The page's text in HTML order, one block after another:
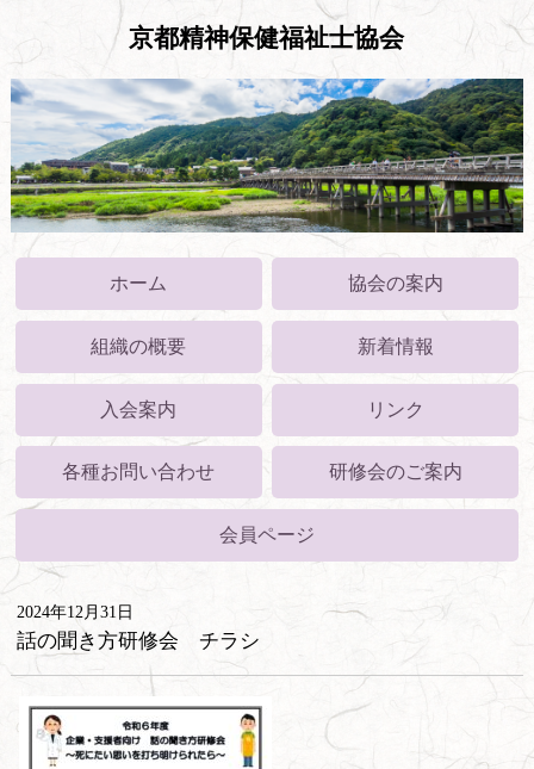
京都精神保健福祉士協会
ホーム 協会の案内
組織の概要 新着情報
入会案内 リンク
各種お問い合わせ 研修会のご案内
会員ページ
2024年12月31日
話の聞き方研修会 チラシ